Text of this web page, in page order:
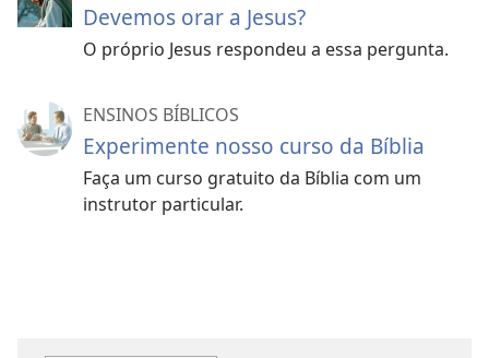
Devemos orar a Jesus?
O próprio Jesus respondeu a essa pergunta.
ENSINOS BÍBLICOS
Experimente nosso curso da Bíblia
Faça um curso gratuito da Bíblia com um
instrutor particular.